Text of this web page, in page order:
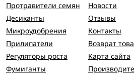
Протравители семян
Десиканты
Микроудобрения
Прилипатели
Регуляторы роста
Фумиганты
Новости
Отзывы
Контакты
Возврат
Карта сайта